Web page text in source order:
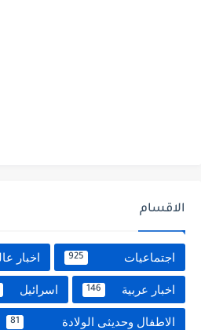
الاقسام
اجتماعيات 925 اخبار
اخبار عربية 146 اسرائيل
الاطفال وحديثى الولادة 81